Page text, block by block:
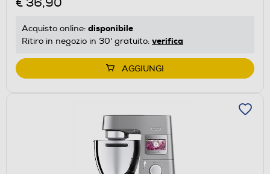
Acquisto online: disponibile
Ritiro in negozio in 30' gratuito: verifica
AGGIUNGI